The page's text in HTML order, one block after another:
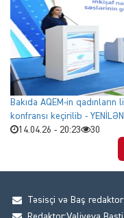
Bakıda AQEM-in
konfransı keçirilib -
14.04.26 - 20:23
30
Təsisçi və Baş